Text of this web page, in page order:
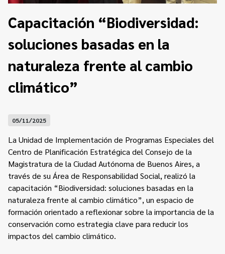
Convenios
Concursos
Acceso a la información Pública
Pedido de Acceso a la Información online
Plan de Gobierno Abierto en la Justicia
Recursos y Acceso a la Justicia
Repositorio de Datos Abiertos
Programa Educación en Derechos Humanos
Cuento con Derechos
Transparencia
Contacto
Capacitación “Biodiversidad:
soluciones basadas en la
naturaleza frente al cambio
climático”
05/11/2025
La Unidad de Implementación de Programas Especiales del
Centro de Planificación Estratégica del Consejo de la
Magistratura de la Ciudad Autónoma de Buenos Aires, a
través de su Área de Responsabilidad Social, realizó la
capacitación “Biodiversidad: soluciones basadas en la
naturaleza frente al cambio climático”, un espacio de
formación orientado a reflexionar sobre la importancia de la
conservación como estrategia clave para reducir los
impactos del cambio climático.